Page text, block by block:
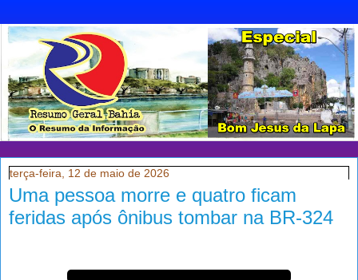
terça-feira, 12 de maio de 2026
Uma pessoa morre e quatro ficam
feridas após ônibus tombar na BR-324